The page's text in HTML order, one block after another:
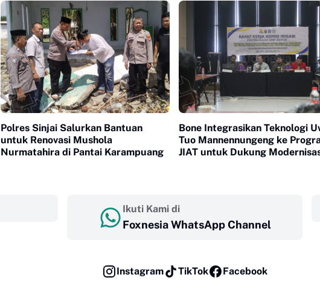
Polres Sinjai Salurkan Bantuan
untuk Renovasi Mushola
Nurmatahira di Pantai Karampuang
Bone Integrasikan Teknologi
Tuo Mannennungeng ke
JIAT untuk Dukung
Ikuti Kami di
Foxnesia WhatsApp Channel
Instagram TikTok Facebook